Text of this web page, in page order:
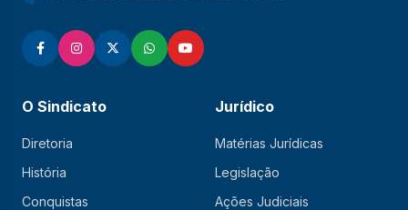
O Sindicato
Diretoria
História
Conquistas
Jurídico
Matérias Jurídicas
Legislação
Ações Judiciais